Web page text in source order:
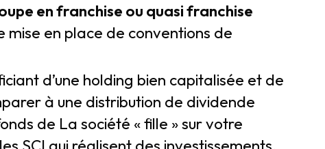
en franchise ou quasi franchise
en place de conventions de
d’une holding bien capitalisée et de
à une distribution de dividende
de La société « fille » sur votre